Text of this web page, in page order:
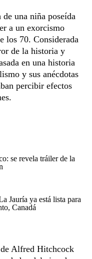
una niña poseída
a un exorcismo
los 70. Considerada
de la historia y
en una historia
y sus anécdotas
percibir efectos
se revela tráiler de la
Jauría ya está lista para
Canadá
Alfred Hitchcock